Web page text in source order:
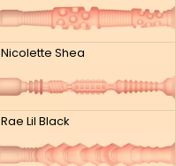
Nicolette Shea
Rae Lil Black